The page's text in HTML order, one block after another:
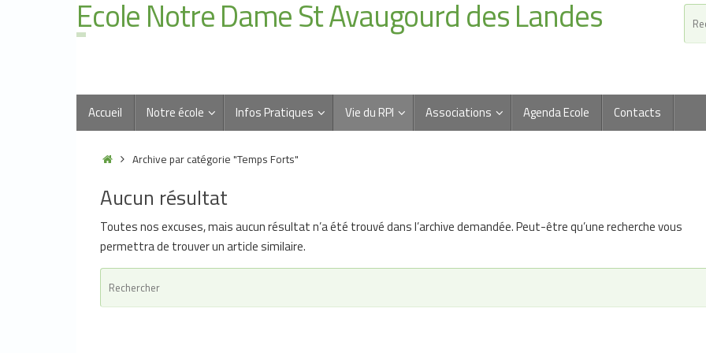
Ecole Notre Dame St Avaugourd des Landes
Accueil Notre école Infos Pratiques Vie du RPI Associations Agenda Ecole Contacts
Archive par catégorie "Temps Forts"
Aucun résultat
Toutes nos excuses, mais aucun résultat n’a été trouvé dans l’archive demandée. Peut-être qu’une recherche vous
permettra de trouver un article similaire.